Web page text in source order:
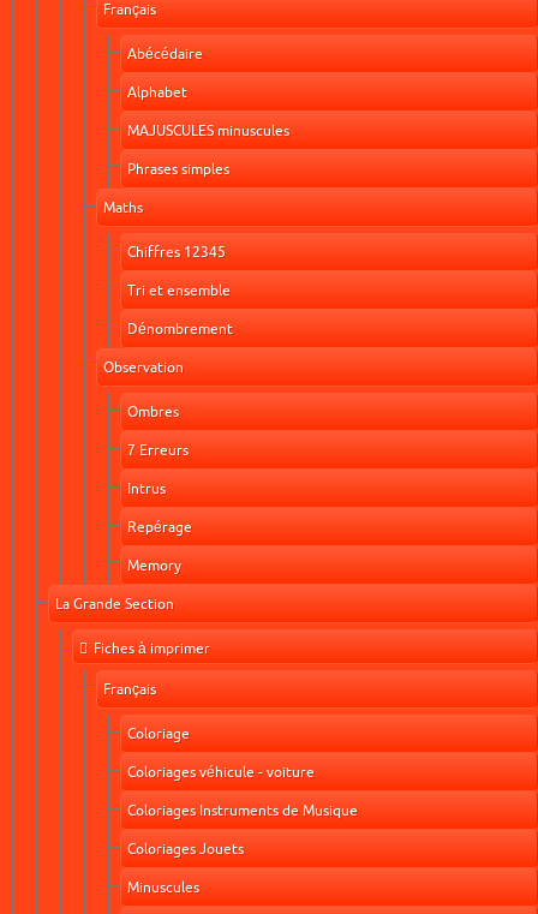
Français
Abécédaire
Alphabet
MAJUSCULES minuscules
Phrases simples
Maths
Chiffres 12345
Tri et ensemble
Dénombrement
Observation
Ombres
7 Erreurs
Intrus
Repérage
Memory
La Grande Section
Fiches à imprimer
Français
Coloriage
Coloriages véhicule - voiture
Coloriages Instruments de Musique
Coloriages Jouets
Minuscules